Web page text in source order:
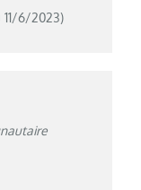
6/2023)